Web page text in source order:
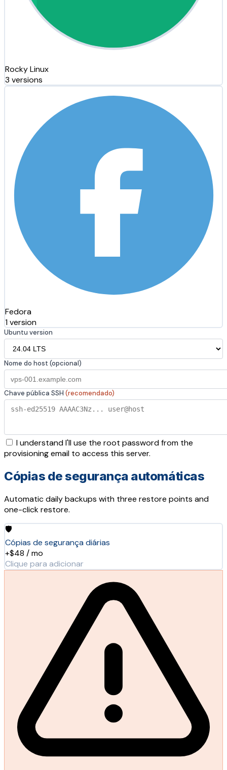
Rocky Linux
3 versions
Fedora
1 version
Ubuntu version
Nome do host (opcional)
Chave pública SSH (recomendado)
I understand I'll use the root password from the
provisioning email to access this server.
Cópias de segurança automáticas
Automatic daily backups with three restore points and
one-click restore.
🛡️
Cópias de segurança diárias
+$48 / mo
Clique para adicionar